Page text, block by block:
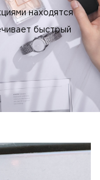
находятся
быстрый